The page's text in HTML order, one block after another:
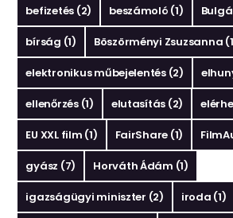
befizetés (2) beszámoló (1)
bírság (1) Böszörményi Zsuzsanna
elektronikus műbejelentés(2)
ellenőrzés(1) elutasítás (2)
EU XXL film (1) FairShare (1)
gyász (7) Horváth Ádám (1)
igazságügyi miniszter (2) iroda (1)